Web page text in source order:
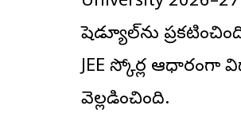
షెడ్యూల్‌ను
JEE స్కోర్ల ఆధారంగా
వెల్లడించింది.